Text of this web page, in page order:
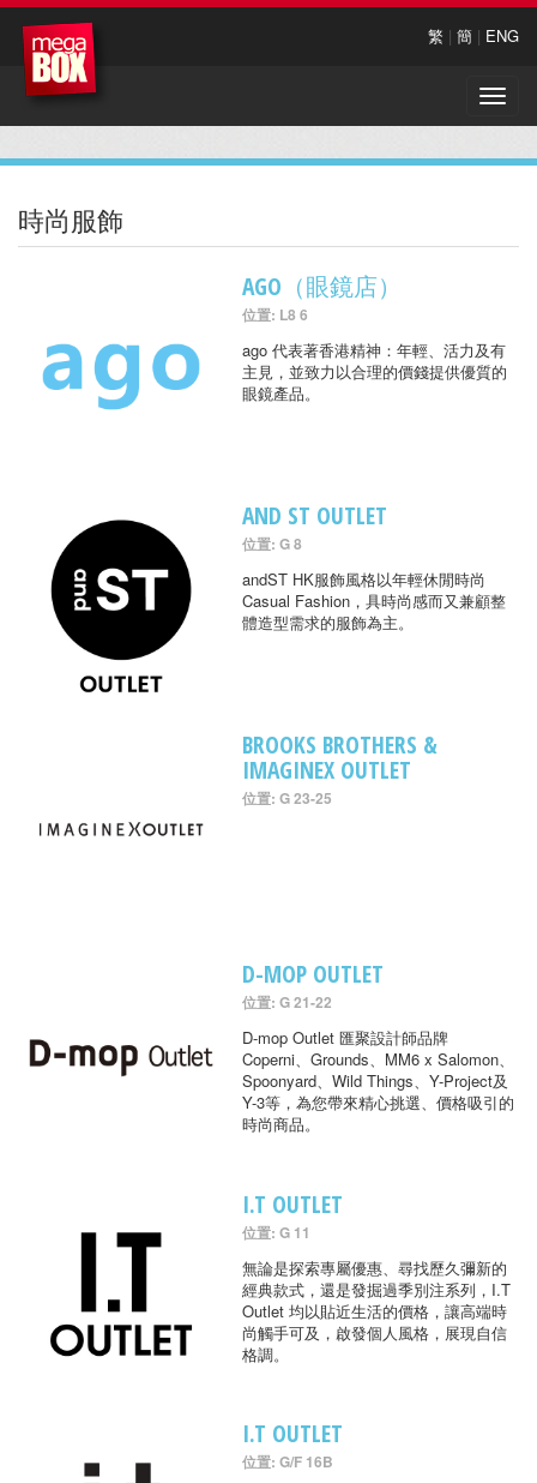
繁 | 簡 | ENG
Toggle
時尚服飾
AGO（眼鏡店）
位置: L8 6
ago 代表著香港精神：年輕、活力及有
主見，並致力以合理的價錢提供優質的
眼鏡產品。
AND ST OUTLET
位置: G 8
andST HK服飾風格以年輕休閒時尚
Casual Fashion，具時尚感而又兼顧整
體造型需求的服飾為主。
BROOKS BROTHERS &
IMAGINEX OUTLET
位置: G 23-25
D-MOP OUTLET
位置: G 21-22
D-mop Outlet 匯聚設計師品牌
Coperni、Grounds、MM6 x Salomon、
Spoonyard、Wild Things、Y-Project及
Y-3等，為您帶來精心挑選、價格吸引的
時尚商品。
I.T OUTLET
位置: G 11
無論是探索專屬優惠、尋找歷久彌新的
經典款式，還是發掘過季別注系列，I.T
Outlet 均以貼近生活的價格，讓高端時
尚觸手可及，啟發個人風格，展現自信
格調。
I.T OUTLET
位置: G/F 16B